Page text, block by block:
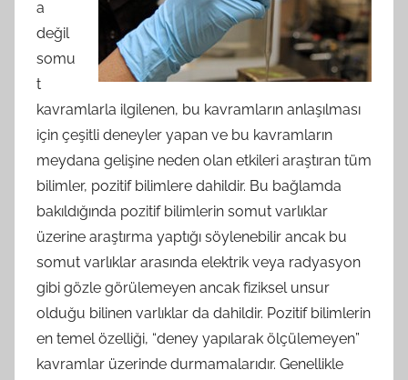
a
değil
somu
t
kavramlarla ilgilenen, bu kavramların anlaşılması
için çeşitli deneyler yapan ve bu kavramların
meydana gelişine neden olan etkileri araştıran tüm
bilimler, pozitif bilimlere dahildir. Bu bağlamda
bakıldığında pozitif bilimlerin somut varlıklar
üzerine araştırma yaptığı söylenebilir ancak bu
somut varlıklar arasında elektrik veya radyasyon
gibi gözle görülemeyen ancak fiziksel unsur
olduğu bilinen varlıklar da dahildir. Pozitif bilimlerin
en temel özelliği, “deney yapılarak ölçülemeyen”
kavramlar üzerinde durmamalarıdır. Genellikle